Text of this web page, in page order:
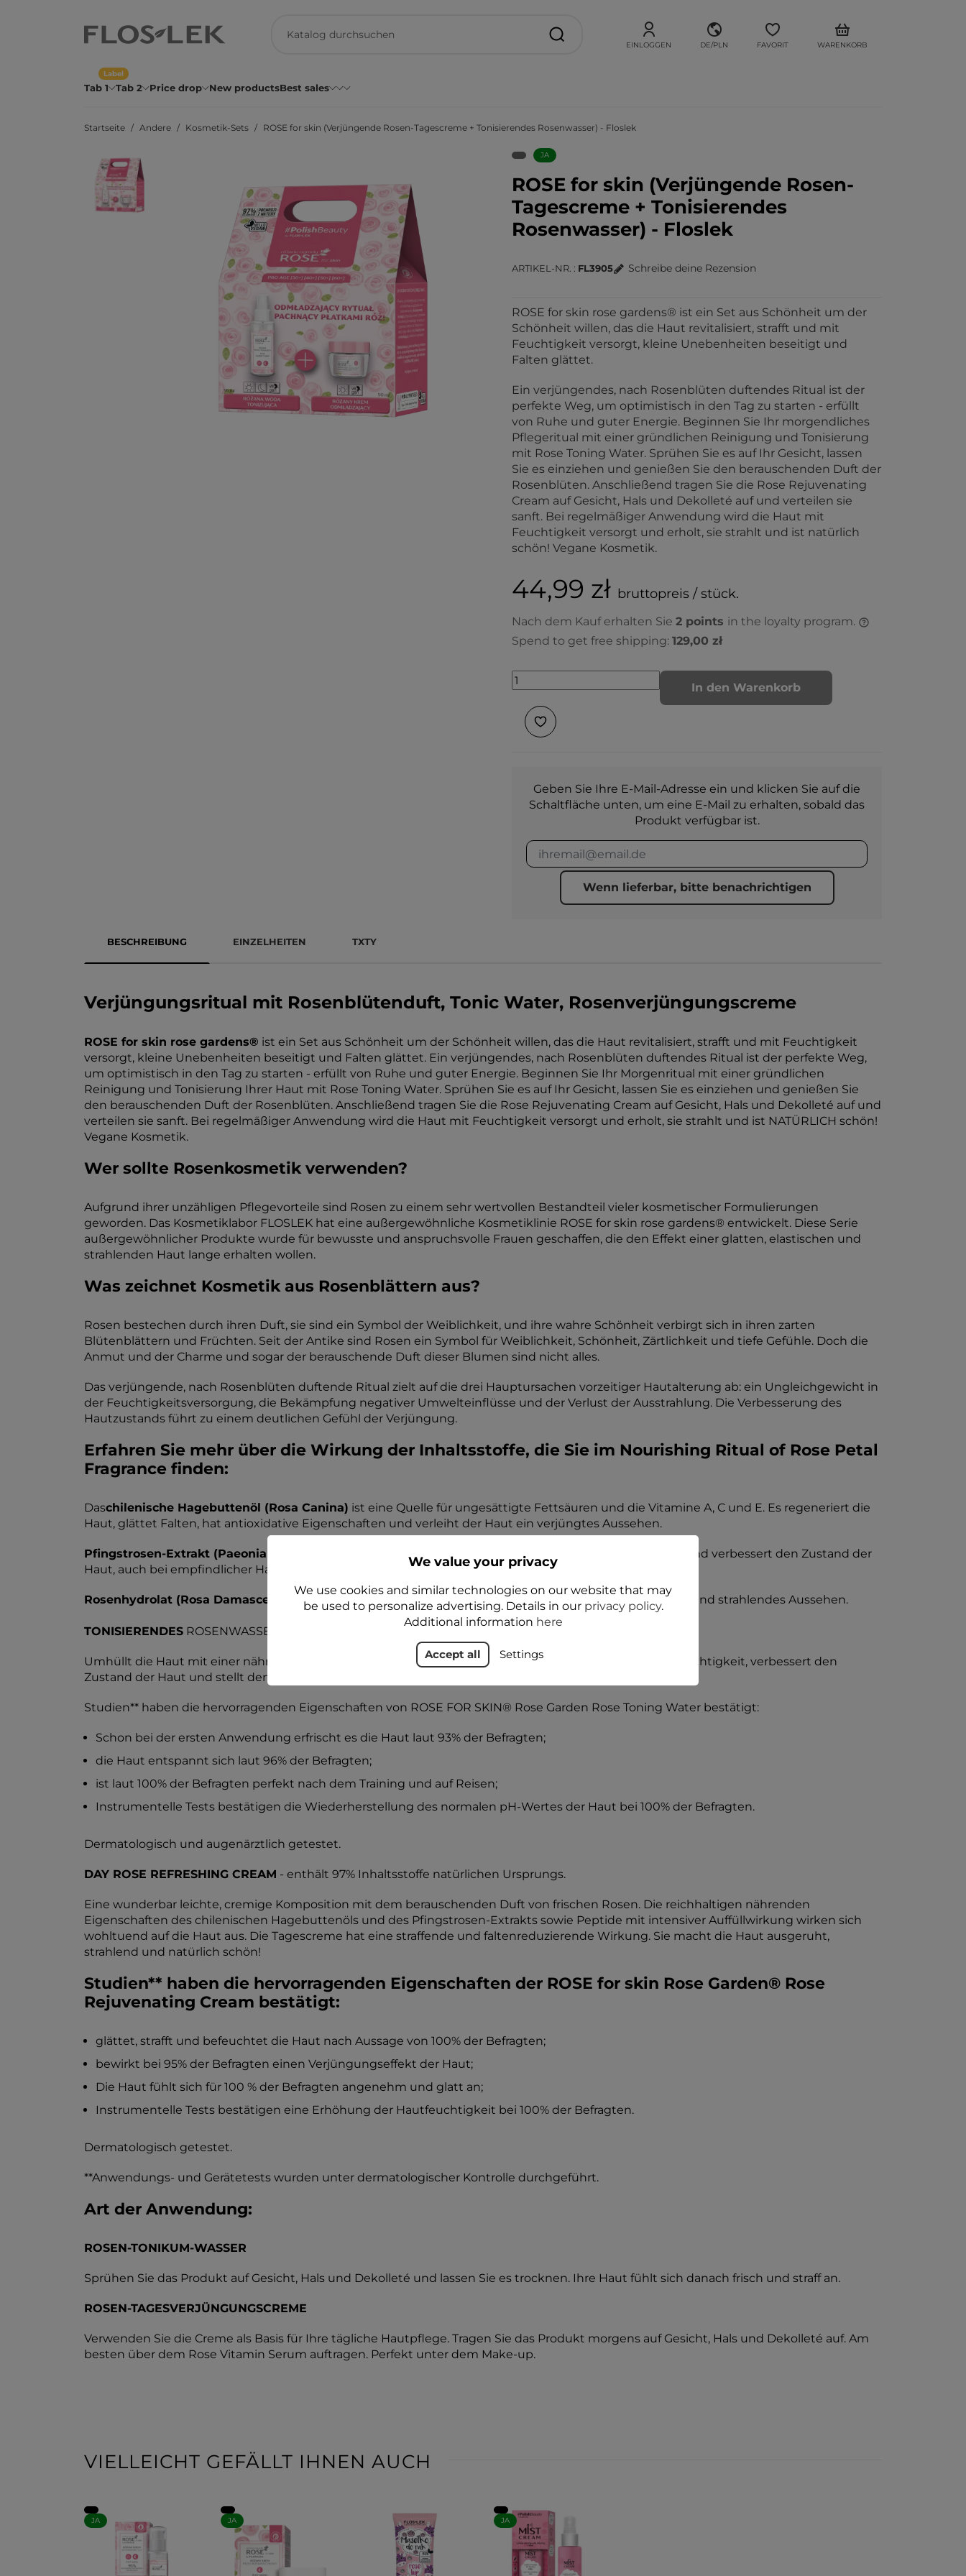
EINLOGGEN DE/PLN FAVORIT WARENKORB
Tab 1 Tab 2
Label
Price drop New productsBest sales
Startseite Andere Kosmetik-Sets ROSE for skin (Verjüngende Rosen-Tagescreme + Tonisierendes Rosenwasser) - Floslek
JA
ROSE for skin (Verjüngende Rosen-
Tagescreme + Tonisierendes
Rosenwasser) - Floslek
ARTIKEL-NR. FL3905 Schreibe deine Rezension
ROSE for skin rose gardens® ist ein Set aus Schönheit um der
Schönheit willen, das die Haut revitalisiert, strafft und mit
Feuchtigkeit versorgt, kleine Unebenheiten beseitigt und
Falten glättet.
Ein verjüngendes, nach Rosenblüten duftendes Ritual ist der
perfekte Weg, um optimistisch in den Tag zu starten - erfüllt
von Ruhe und guter Energie. Beginnen Sie Ihr morgendliches
Pflegeritual mit einer gründlichen Reinigung und Tonisierung
mit Rose Toning Water. Sprühen Sie es auf Ihr Gesicht, lassen
Sie es einziehen und genießen Sie den berauschenden Duft der
Rosenblüten. Anschließend tragen Sie die Rose Rejuvenating
Cream auf Gesicht, Hals und Dekolleté auf und verteilen sie
sanft. Bei regelmäßiger Anwendung wird die Haut mit
Feuchtigkeit versorgt und erholt, sie strahlt und ist natürlich
schön! Vegane Kosmetik.
44,99 zł bruttopreis / stück.
Nach dem Kauf erhalten Sie 2 points in the loyalty program.
Spend to get free shipping: 129,00 zł
In den Warenkorb
Geben Sie Ihre E-Mail-Adresse ein und klicken Sie auf die
Schaltfläche unten, um eine E-Mail zu erhalten, sobald das
Produkt verfügbar ist.
Wenn lieferbar, bitte benachrichtigen
BESCHREIBUNG EINZELHEITEN TXTY
Verjüngungsritual mit Rosenblütenduft, Tonic Water, Rosenverjüngungscreme
ROSE for skin rose gardens® ist ein Set aus Schönheit um der Schönheit willen, das die Haut revitalisiert, strafft und mit Feuchtigkeit
versorgt, kleine Unebenheiten beseitigt und Falten glättet. Ein verjüngendes, nach Rosenblüten duftendes Ritual ist der perfekte Weg,
um optimistisch in den Tag zu starten - erfüllt von Ruhe und guter Energie. Beginnen Sie Ihr Morgenritual mit einer gründlichen
Reinigung und Tonisierung Ihrer Haut mit Rose Toning Water. Sprühen Sie es auf Ihr Gesicht, lassen Sie es einziehen und genießen Sie
den berauschenden Duft der Rosenblüten. Anschließend tragen Sie die Rose Rejuvenating Cream auf Gesicht, Hals und Dekolleté auf und
verteilen sie sanft. Bei regelmäßiger Anwendung wird die Haut mit Feuchtigkeit versorgt und erholt, sie strahlt und ist NATÜRLICH schön!
Vegane Kosmetik.
Wer sollte Rosenkosmetik verwenden?
Aufgrund ihrer unzähligen Pflegevorteile sind Rosen zu einem sehr wertvollen Bestandteil vieler kosmetischer Formulierungen
geworden. Das Kosmetiklabor FLOSLEK hat eine außergewöhnliche Kosmetiklinie ROSE for skin rose gardens® entwickelt. Diese Serie
außergewöhnlicher Produkte wurde für bewusste und anspruchsvolle Frauen geschaffen, die den Effekt einer glatten, elastischen und
strahlenden Haut lange erhalten wollen.
Was zeichnet Kosmetik aus Rosenblättern aus?
Rosen bestechen durch ihren Duft, sie sind ein Symbol der Weiblichkeit, und ihre wahre Schönheit verbirgt sich in ihren zarten
Blütenblättern und Früchten. Seit der Antike sind Rosen ein Symbol für Weiblichkeit, Schönheit, Zärtlichkeit und tiefe Gefühle. Doch die
Anmut und der Charme und sogar der berauschende Duft dieser Blumen sind nicht alles.
Das verjüngende, nach Rosenblüten duftende Ritual zielt auf die drei Hauptursachen vorzeitiger Hautalterung ab: ein Ungleichgewicht in
der Feuchtigkeitsversorgung, die Bekämpfung negativer Umwelteinflüsse und der Verlust der Ausstrahlung. Die Verbesserung des
Hautzustands führt zu einem deutlichen Gefühl der Verjüngung.
Erfahren Sie mehr über die Wirkung der Inhaltsstoffe, die Sie im Nourishing Ritual of Rose Petal
Fragrance finden:
Daschilenische Hagebuttenöl (Rosa Canina) ist eine Quelle für ungesättigte Fettsäuren und die Vitamine A, C und E. Es regeneriert die
Haut, glättet Falten, hat antioxidative Eigenschaften und verleiht der Haut ein verjüngtes Aussehen.
Pfingstrosen-Extrakt (Paeonia Officinalis)
enthält u. a. Flavonoide und Mineralsalze. Er pflegt, beruhigt und verbessert den Zustand der
Haut, auch bei empfindlicher Haut.
Rosenhydrolat (Rosa Damascena) tonisiert, nährt und befeuchtet die Haut. Es verleiht ihr ein gesundes und strahlendes Aussehen.
TONISIERENDES ROSENWASSER - enthält 97% Inhaltsstoffe natürlichen Ursprungs.
Umhüllt die Haut mit einer nährenden Kompresse mit einem berauschenden Rosenduft. Es spendet Feuchtigkeit, verbessert den
Zustand der Haut und stellt den richtigen pH-Wert wieder her.
Studien** haben die hervorragenden Eigenschaften von ROSE FOR SKIN® Rose Garden Rose Toning Water bestätigt:
Schon bei der ersten Anwendung erfrischt es die Haut laut 93% der Befragten;
die Haut entspannt sich laut 96% der Befragten;
ist laut 100% der Befragten perfekt nach dem Training und auf Reisen;
Instrumentelle Tests bestätigen die Wiederherstellung des normalen pH-Wertes der Haut bei 100% der Befragten.
Dermatologisch und augenärztlich getestet.
DAY ROSE REFRESHING CREAM - enthält 97% Inhaltsstoffe natürlichen Ursprungs.
Eine wunderbar leichte, cremige Komposition mit dem berauschenden Duft von frischen Rosen. Die reichhaltigen nährenden
Eigenschaften des chilenischen Hagebuttenöls und des Pfingstrosen-Extrakts sowie Peptide mit intensiver Auffüllwirkung wirken sich
wohltuend auf die Haut aus. Die Tagescreme hat eine straffende und faltenreduzierende Wirkung. Sie macht die Haut ausgeruht,
strahlend und natürlich schön!
Studien** haben die hervorragenden Eigenschaften der ROSE for skin Rose Garden® Rose
Rejuvenating Cream bestätigt:
glättet, strafft und befeuchtet die Haut nach Aussage von 100% der Befragten;
bewirkt bei 95% der Befragten einen Verjüngungseffekt der Haut;
Die Haut fühlt sich für 100 % der Befragten angenehm und glatt an;
Instrumentelle Tests bestätigen eine Erhöhung der Hautfeuchtigkeit bei 100% der Befragten.
Dermatologisch getestet.
**Anwendungs- und Gerätetests wurden unter dermatologischer Kontrolle durchgeführt.
Art der Anwendung:
ROSEN-TONIKUM-WASSER
Sprühen Sie das Produkt auf Gesicht, Hals und Dekolleté und lassen Sie es trocknen. Ihre Haut fühlt sich danach frisch und straff an.
ROSEN-TAGESVERJÜNGUNGSCREME
Verwenden Sie die Creme als Basis für Ihre tägliche Hautpflege. Tragen Sie das Produkt morgens auf Gesicht, Hals und Dekolleté auf. Am
besten über dem Rose Vitamin Serum auftragen. Perfekt unter dem Make-up.
VIELLEICHT GEFÄLLT IHNEN AUCH
JA JA JA
We value your privacy
We use cookies and similar technologies on our website that may
be used to personalize advertising. Details in our privacy policy.
Additional information here
Accept all Settings